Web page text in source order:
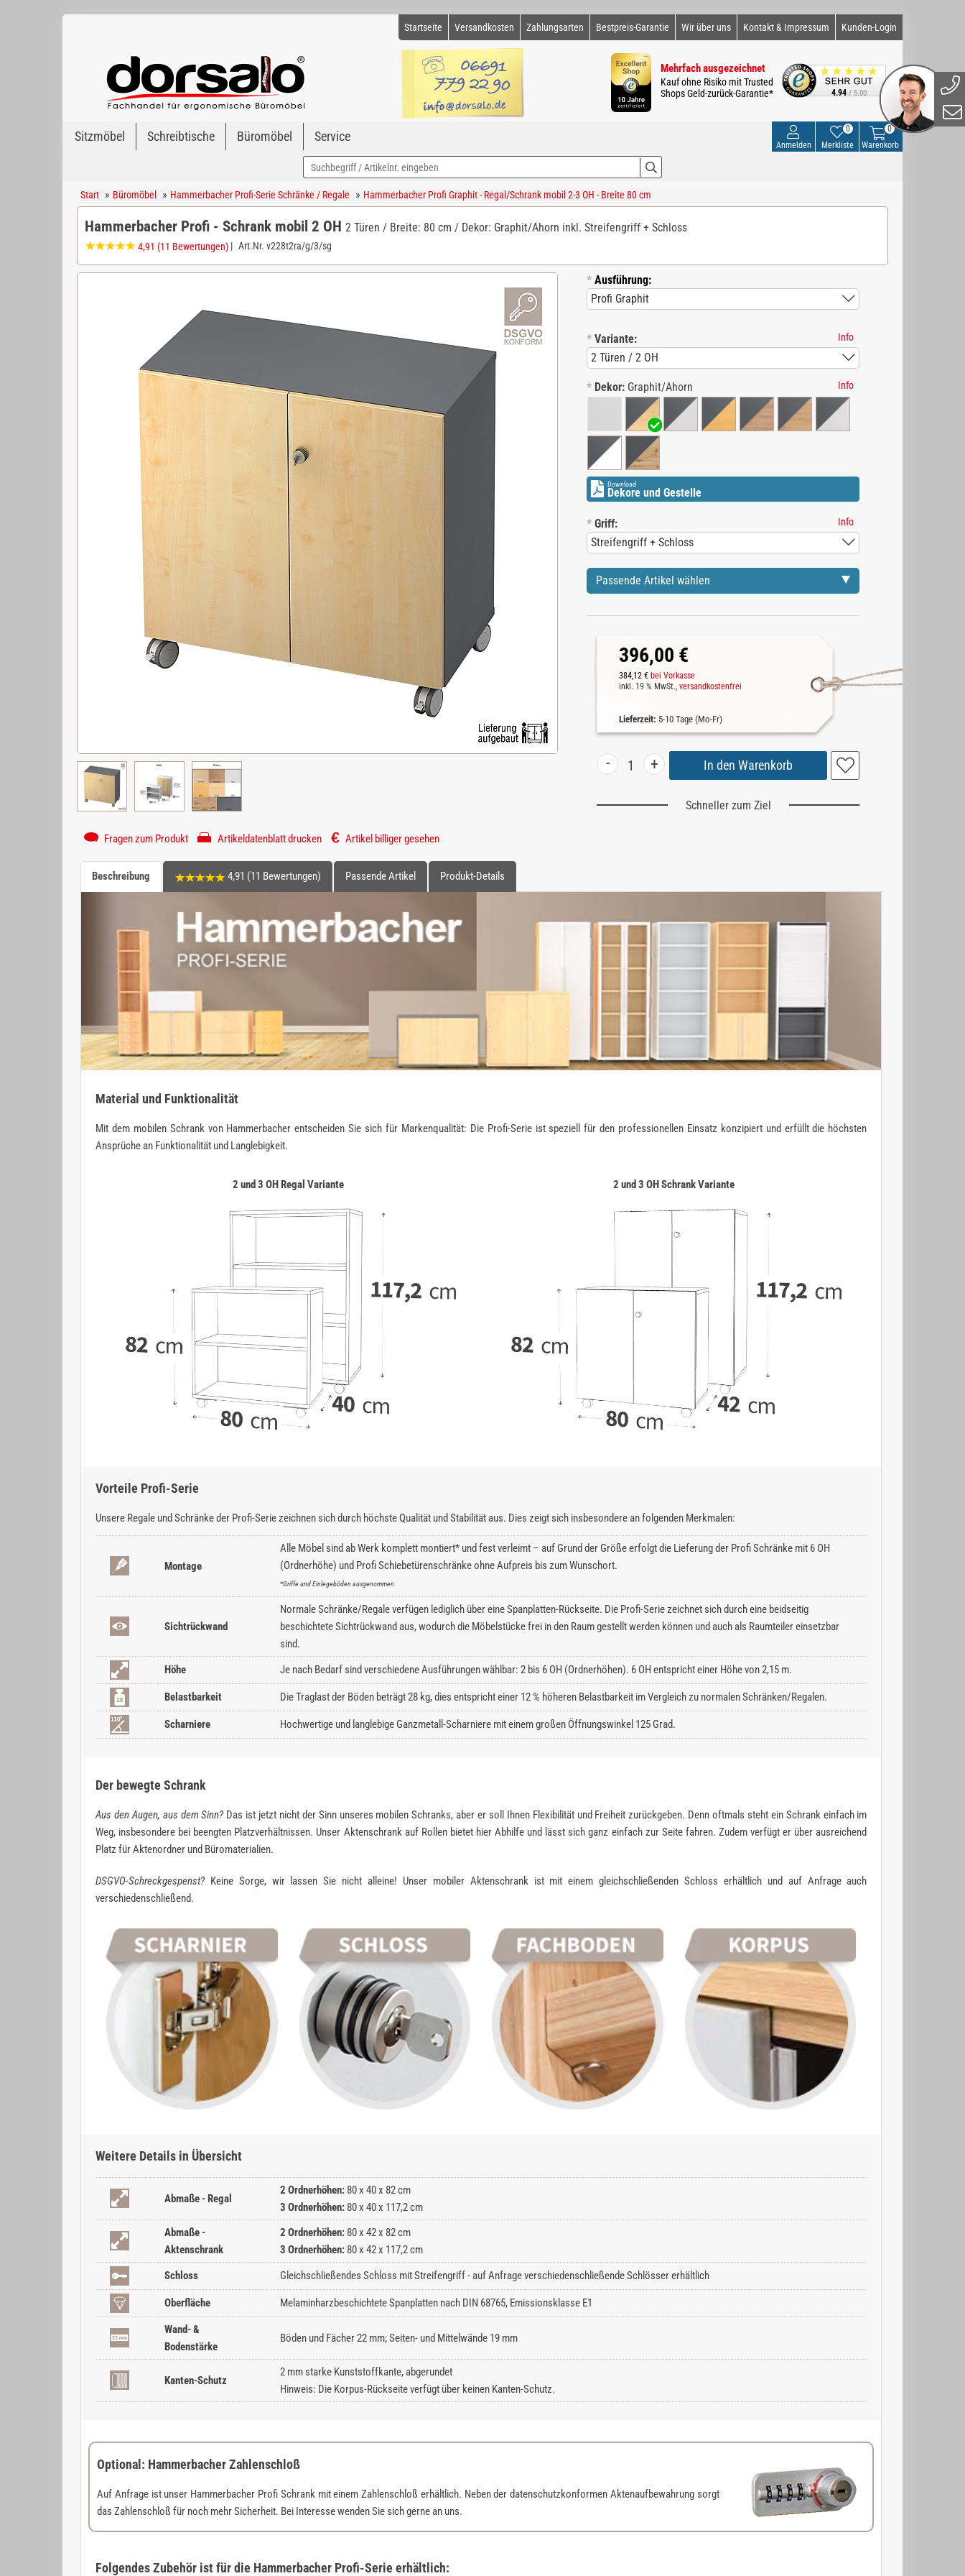
Startseite Versandkosten Zahlungsarten Bestpreis-Garantie Wir über uns Kontakt & Impressum Kunden-Login
Mehrfach ausgezeichnet
Kauf ohne Risiko mit Trusted
Shops Geld-zurück-Garantie*
4.94 / 5.00
Sitzmöbel Schreibtische Büromöbel Service
0
Warenkorb
Merkliste
0
Anmelden
Start » Büromöbel » Hammerbacher Profi-Serie Schränke / Regale » Hammerbacher Profi Graphit - Regal/Schrank mobil 2-3 OH - Breite 80 cm
Hammerbacher Profi - Schrank mobil 2 OH 2 Türen / Breite: 80 cm / Dekor: Graphit/Ahorn inkl. Streifengriff + Schloss
4,91 (11 Bewertungen) | Art.Nr. v228t2ra/g/3/sg
* Ausführung:
* Variante: Info
* Dekor: Graphit/Ahorn Info
Download
Dekore und Gestelle
* Griff: Info
Passende Artikel wählen
396,00 €
384,12 € bei Vorkasse
inkl. 19 % MwSt., versandkostenfrei
Lieferzeit: 5-10 Tage (Mo-Fr)
- +
Schneller zum Ziel
Fragen zum Produkt Artikeldatenblatt drucken Artikel billiger gesehen
Beschreibung 4,91 (11 Bewertungen) Passende Artikel Produkt-Details
Material und Funktionalität
Mit dem mobilen Schrank von Hammerbacher entscheiden Sie sich für Markenqualität: Die Profi-Serie ist speziell für den professionellen Einsatz konzipiert und erfüllt die höchsten
Ansprüche an Funktionalität und Langlebigkeit.
2 und 3 OH Regal Variante 2 und 3 OH Schrank Variante
Vorteile Profi-Serie
Unsere Regale und Schränke der Profi-Serie zeichnen sich durch höchste Qualität und Stabilität aus. Dies zeigt sich insbesondere an folgenden Merkmalen:
Montage
Alle Möbel sind ab Werk komplett montiert* und fest verleimt – auf Grund der Größe erfolgt die Lieferung der Profi Schränke mit 6 OH
(Ordnerhöhe) und Profi Schiebetürenschränke ohne Aufpreis bis zum Wunschort.
*Griffe und Einlegeböden ausgenommen
Sichtrückwand
Normale Schränke/Regale verfügen lediglich über eine Spanplatten-Rückseite. Die Profi-Serie zeichnet sich durch eine beidseitig
beschichtete Sichtrückwand aus, wodurch die Möbelstücke frei in den Raum gestellt werden können und auch als Raumteiler einsetzbar
sind.
Höhe
Je nach Bedarf sind verschiedene Ausführungen wählbar: 2 bis 6 OH (Ordnerhöhen). 6 OH entspricht einer Höhe von 2,15 m.
Belastbarkeit Die Traglast der Böden beträgt 28 kg, dies entspricht einer 12 % höheren Belastbarkeit im Vergleich zu normalen Schränken/Regalen.
Scharniere Hochwertige und langlebige Ganzmetall-Scharniere mit einem großen Öffnungswinkel 125 Grad.
Der bewegte Schrank
Aus den Augen, aus dem Sinn?Das ist jetzt nicht der Sinn unseres mobilen Schranks, aber er soll Ihnen Flexibilität und Freiheit zurückgeben. Denn oftmals steht ein Schrank einfach im
Weg, insbesondere bei beengten Platzverhältnissen. Unser Aktenschrank auf Rollen bietet hier Abhilfe und lässt sich ganz einfach zur Seite fahren. Zudem verfügt er über ausreichend
Platz für Aktenordner und Büromaterialien.
DSGVO-Schreckgespenst?Keine Sorge, wir lassen Sie nicht alleine! Unser mobiler Aktenschrank ist mit einem gleichschließenden Schloss erhältlich und auf Anfrage auch
verschiedenschließend.
Weitere Details in Übersicht
Abmaße - Regal
2 Ordnerhöhen: 80 x 40 x 82 cm
3 Ordnerhöhen: 80 x 40 x 117,2 cm
Abmaße -
Aktenschrank
2 Ordnerhöhen: 80 x 42 x 82 cm
3 Ordnerhöhen: 80 x 42 x 117,2 cm
Schloss
Gleichschließendes Schloss mit Streifengriff - auf Anfrage verschiedenschließende Schlösser erhältlich
Oberfläche Melaminharzbeschichtete Spanplatten nach DIN 68765, Emissionsklasse E1
Wand- &
Bodenstärke
Böden und Fächer 22 mm; Seiten- und Mittelwände 19 mm
Kanten-Schutz
2 mm starke Kunststoffkante, abgerundet
Hinweis: Die Korpus-Rückseite verfügt über keinen Kanten-Schutz.
Optional: Hammerbacher Zahlenschloß
Auf Anfrage ist unser Hammerbacher Profi Schrank mit einem Zahlenschloß erhältlich. Neben der datenschutzkonformen Aktenaufbewahrung sorgt
das Zahlenschloß für noch mehr Sicherheit. Bei Interesse wenden Sie sich gerne an uns.
Folgendes Zubehör ist für die Hammerbacher Profi-Serie erhältlich: